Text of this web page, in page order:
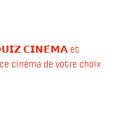
𝗤𝗨𝗜𝗭 𝗖𝗜𝗡𝗘́𝗠𝗔 et
cinéma de votre choix